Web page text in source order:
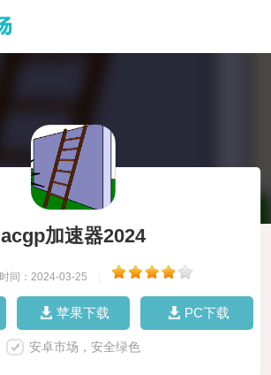
acgp加速器2024
时间：2024-03-25
苹果下载 PC下载
安卓市场，安全绿色